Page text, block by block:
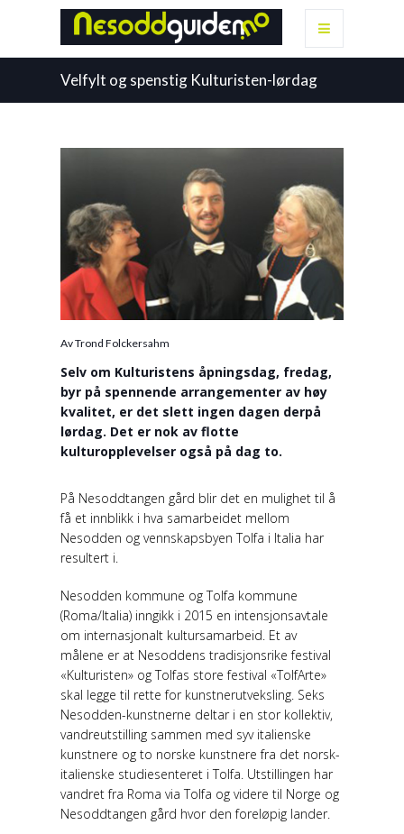
Velfylt og spenstig Kulturisten-lørdag
Av Trond Folckersahm
Selv om Kulturistens åpningsdag, fredag,
byr på spennende arrangementer av høy
kvalitet, er det slett ingen dagen derpå
lørdag. Det er nok av flotte
kulturopplevelser også på dag to.
På Nesoddtangen gård blir det en mulighet til å
få et innblikk i hva samarbeidet mellom
Nesodden og vennskapsbyen Tolfa i Italia har
resultert i.
Nesodden kommune og Tolfa kommune
(Roma/Italia) inngikk i 2015 en intensjonsavtale
om internasjonalt kultursamarbeid. Et av
målene er at Nesoddens tradisjonsrike festival
«Kulturisten» og Tolfas store festival «TolfArte»
skal legge til rette for kunstnerutveksling. Seks
Nesodden-kunstnerne deltar i en stor kollektiv,
vandreutstilling sammen med syv italienske
kunstnere og to norske kunstnere fra det norsk-
italienske studiesenteret i Tolfa. Utstillingen har
vandret fra Roma via Tolfa og videre til Norge og
Nesoddtangen gård hvor den foreløpig lander.